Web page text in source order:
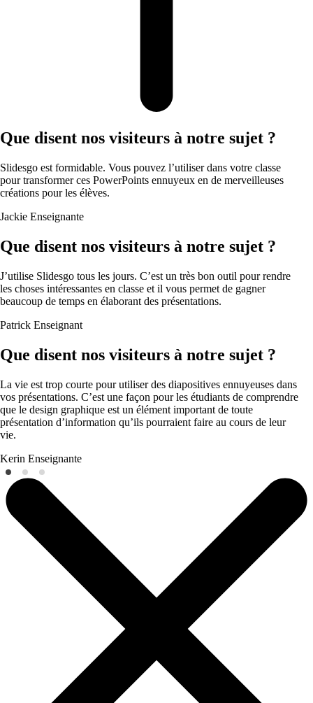
Que disent nos visiteurs à notre sujet ?
Slidesgo est formidable. Vous pouvez l’utiliser dans votre classe
pour transformer ces PowerPoints ennuyeux en de merveilleuses
créations pour les élèves.
Jackie Enseignante
Que disent nos visiteurs à notre sujet ?
J’utilise Slidesgo tous les jours. C’est un très bon outil pour rendre
les choses intéressantes en classe et il vous permet de gagner
beaucoup de temps en élaborant des présentations.
Patrick Enseignant
Que disent nos visiteurs à notre sujet ?
La vie est trop courte pour utiliser des diapositives ennuyeuses dans
vos présentations. C’est une façon pour les étudiants de comprendre
que le design graphique est un élément important de toute
présentation d’information qu’ils pourraient faire au cours de leur
vie.
Kerin Enseignante